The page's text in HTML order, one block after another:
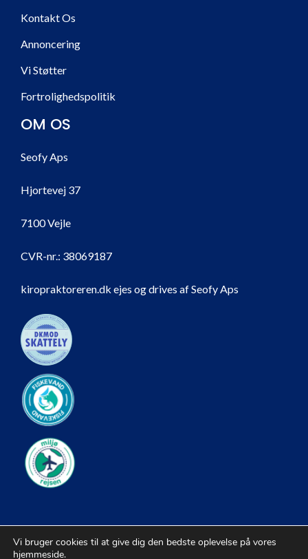
Kontakt Os
Annoncering
Vi Støtter
Fortrolighedspolitik
OM OS
Seofy Aps
Hjortevej 37
7100 Vejle
CVR-nr.: 38069187
kiropraktoreren.dk ejes og drives af Seofy Aps
Vi bruger cookies til at give dig den bedste oplevelse på vores
hjemmeside.